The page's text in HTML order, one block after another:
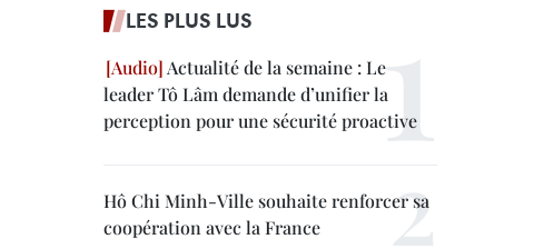
LES PLUS LUS
Actualité de la semaine : Le
leader Tô Lâm demande d’unifier la
perception pour une sécurité proactive
Hô Chi Minh-Ville souhaite renforcer sa
coopération avec la France